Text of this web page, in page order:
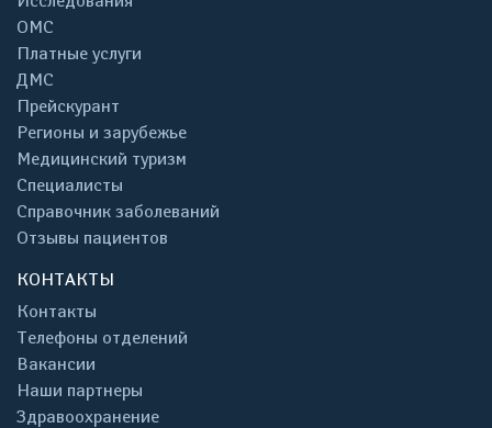
ОМС
Платные услуги
ДМС
Прейскурант
Регионы и зарубежье
Медицинский туризм
Специалисты
Справочник заболеваний
Отзывы пациентов
КОНТАКТЫ
Контакты
Телефоны отделений
Вакансии
Наши партнеры
Здравоохранение